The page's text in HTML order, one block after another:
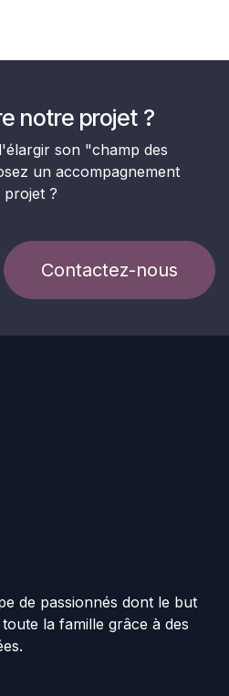
notre projet ?
son "champ des
un accompagnement
?
Contactez-nous
de passionnés dont le but
la famille grâce à des